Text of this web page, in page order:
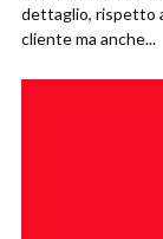
dettaglio, rispetto
cliente ma anche...